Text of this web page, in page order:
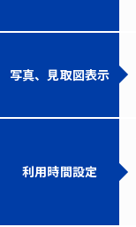
写真、見取図表示
利用時間設定